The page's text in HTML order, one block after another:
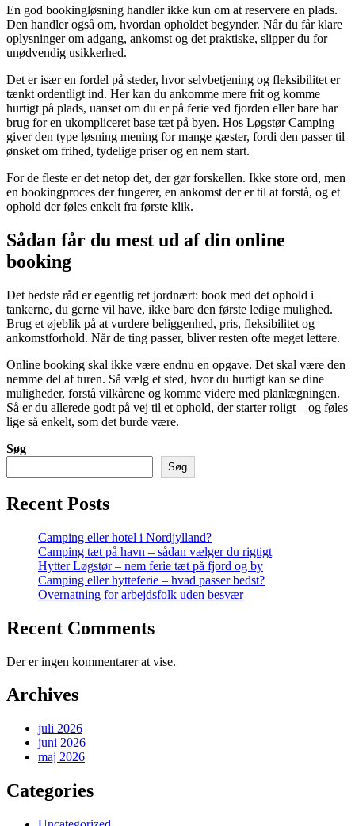
En god bookingløsning handler ikke kun om at reservere en plads.
Den handler også om, hvordan opholdet begynder. Når du får klare
oplysninger om adgang, ankomst og det praktiske, slipper du for
unødvendig usikkerhed.
Det er især en fordel på steder, hvor selvbetjening og fleksibilitet er
tænkt ordentligt ind. Her kan du ankomme mere frit og komme
hurtigt på plads, uanset om du er på ferie ved fjorden eller bare har
brug for en ukompliceret base tæt på byen. Hos Løgstør Camping
giver den type løsning mening for mange gæster, fordi den passer til
ønsket om frihed, tydelige priser og en nem start.
For de fleste er det netop det, der gør forskellen. Ikke store ord, men
en bookingproces der fungerer, en ankomst der er til at forstå, og et
ophold der føles enkelt fra første klik.
Sådan får du mest ud af din online
booking
Det bedste råd er egentlig ret jordnært: book med det ophold i
tankerne, du gerne vil have, ikke bare den første ledige mulighed.
Brug et øjeblik på at vurdere beliggenhed, pris, fleksibilitet og
ankomstforhold. Når de ting passer, bliver resten ofte meget lettere.
Online booking skal ikke være endnu en opgave. Det skal være den
nemme del af turen. Så vælg et sted, hvor du hurtigt kan se dine
muligheder, forstå vilkårene og komme videre med planlægningen.
Så er du allerede godt på vej til et ophold, der starter roligt – og føles
lige så enkelt, som det burde være.
Søg
Søg
Recent Posts
Camping eller hotel i Nordjylland?
Camping tæt på havn – sådan vælger du rigtigt
Hytter Løgstør – nem ferie tæt på fjord og by
Camping eller hytteferie – hvad passer bedst?
Overnatning for arbejdsfolk uden besvær
Recent Comments
Der er ingen kommentarer at vise.
Archives
juli 2026
juni 2026
maj 2026
Categories